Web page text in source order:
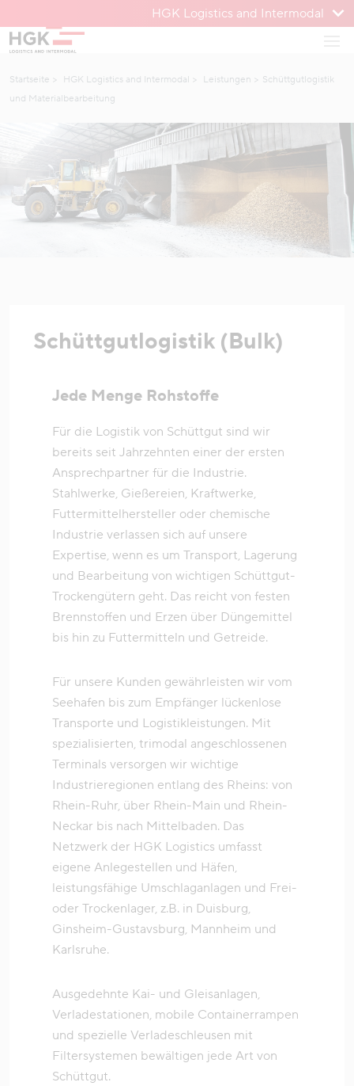
Zum Inhalt
HGK Logistics and Intermodal
Startseite HGK Logistics and Intermodal Leistungen
Schüttgutlogistik
und Materialbearbeitung
Schüttgutlogistik (Bulk)
Jede Menge Rohstoffe
Für die Logistik von Schüttgut sind wir
bereits seit Jahrzehnten einer der ersten
Ansprechpartner für die Industrie.
Stahlwerke, Gießereien, Kraftwerke,
Futtermittelhersteller oder chemische
Industrie verlassen sich auf unsere
Expertise, wenn es um Transport, Lagerung
und Bearbeitung von wichtigen Schüttgut-
Trockengütern geht. Das reicht von festen
Brennstoffen und Erzen über Düngemittel
bis hin zu Futtermitteln und Getreide.
Für unsere Kunden gewährleisten wir vom
Seehafen bis zum Empfänger lückenlose
Transporte und Logistikleistungen. Mit
spezialisierten, trimodal angeschlossenen
Terminals versorgen wir wichtige
Industrieregionen entlang des Rheins: von
Rhein-Ruhr, über Rhein-Main und Rhein-
Neckar bis nach Mittelbaden. Das
Netzwerk der HGK Logistics umfasst
eigene Anlegestellen und Häfen,
leistungsfähige Umschlaganlagen und Frei-
oder Trockenlager, z.B. in Duisburg,
Ginsheim-Gustavsburg, Mannheim und
Karlsruhe.
Ausgedehnte Kai- und Gleisanlagen,
Verladestationen, mobile Containerrampen
und spezielle Verladeschleusen mit
Filtersystemen bewältigen jede Art von
Schüttgut.